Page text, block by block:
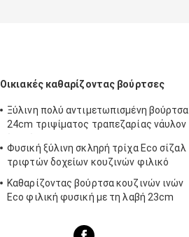
Οικιακές καθαρίζοντας βούρτσες
Ξύλινη πολύ αντιμετωπισμένη βούρτσα
24cm τριψίματος τραπεζαρίας νάυλον
Φυσική ξύλινη σκληρή τρίχα Eco σίζαλ
τριφτών δοχείων κουζινών φιλικό
Καθαρίζοντας βούρτσα κουζινών ινών
Eco φιλική φυσική με τη λαβή 23cm